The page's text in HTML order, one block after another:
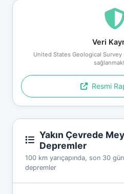
Veri
United States Geological Survey
Resmi
Yakın Çevrede
Depremler
100 km yarıçapında, son 30
depremler